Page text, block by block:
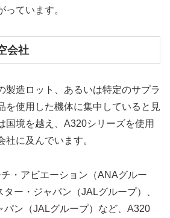
っています。
会社
製造ロット、あるいは特定のサプラ
を使用した機体に集中していると見
国境を越え、A320シリーズを使用
に及んでいます。
チ・アビエーション（ANAグルー
ー・ジャパン（JALグループ）、
パン（JALグループ）など、A320